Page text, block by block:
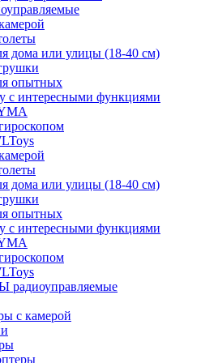
дома или улицы (18-40 см)
опытных
с интересными функциями
дома или улицы (18-40 см)
опытных
с интересными функциями
с камерой